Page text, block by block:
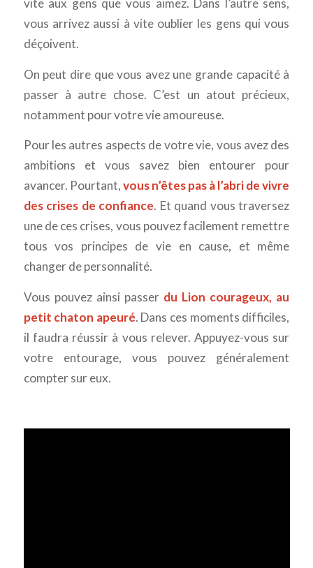
vite aux gens que vous aimez. Dans l’autre sens,
vous arrivez aussi à vite oublier les gens qui vous
déçoivent.
On peut dire que vous avez une grande capacité à
passer à autre chose. C’est un atout précieux,
notamment pour votre vie amoureuse.
Pour les autres aspects de votre vie, vous avez des
ambitions et vous savez bien entourer pour
avancer. Pourtant,vous n’êtes pas à l’abri de vivre
des crises de confiance. Et quand vous traversez
une de ces crises, vous pouvez facilement remettre
tous vos principes de vie en cause, et même
changer de personnalité.
Vous pouvez ainsi passer du Lion courageux, au
petit chaton apeuré. Dans ces moments difficiles,
il faudra réussir à vous relever. Appuyez-vous sur
votre entourage, vous pouvez généralement
compter sur eux.